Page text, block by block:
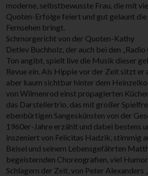
moderne, selbstbewusste Frau, die mit
Quoten-Erfolge feiert und gut gelaunt
Fernsehen bringt.
Schmorgericht von der Quoten-Kathy
Detlev Buchholz, der auch bei den „Radio
Ton angibt, spielt live die Musik dieser
Revue ein. Als Hippie vor der Zeit sitzt
aber kaum sichtbar hinter dem
von Wilmenrod einst propagierten
das Darstellertrio, das mit großer
ebenbürtigen Sangeskünsten von der
1960er-Jahre erzählt und dabei bestens
inszeniert von Felicitas Hadzik, stimmig
Beisel und seinem Lebensgefährten
begeisternden Choreografien, viel
Schlagern der Zeit, von Peter Alexanders